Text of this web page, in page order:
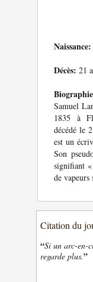
Naissance:
Décès: 21
Samuel
1835 à
décédé le
est un
Son
signifiant
de
Citation du
“Si un arc-en-
regarde plus.”